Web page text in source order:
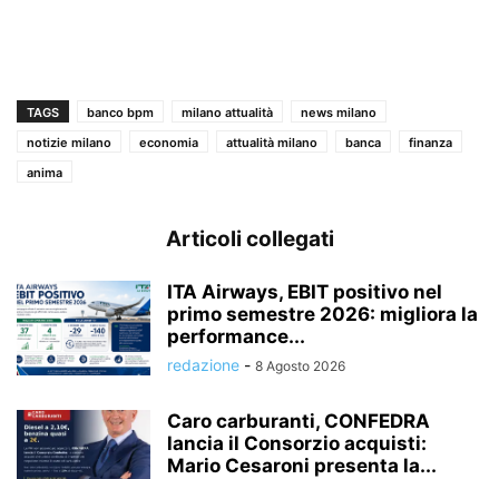
TAGS banco bpm milano attualità
news milano
notizie milano
economia attualità milano banca
finanza
anima
Articoli collegati
ITA Airways, EBIT positivo nel
primo semestre 2026: migliora la
performance...
redazione - 8 Agosto 2026
Caro carburanti, CONFEDRA
lancia il Consorzio acquisti:
Mario Cesaroni presenta la...